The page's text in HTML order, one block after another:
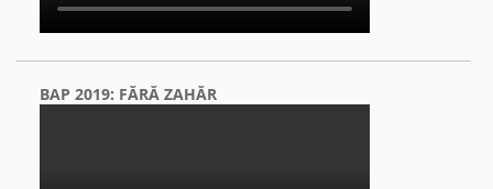
BAP 2019: FĂRĂ ZAHĂR